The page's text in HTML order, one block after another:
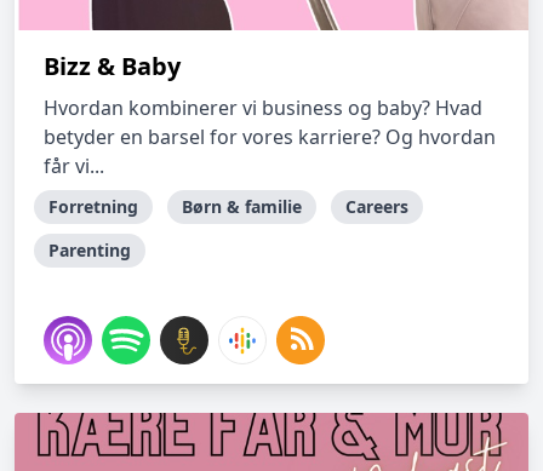
Bizz & Baby
Hvordan kombinerer vi business og baby? Hvad
betyder en barsel for vores karriere? Og hvordan
får vi...
Forretning Børn & familie
Careers
Parenting